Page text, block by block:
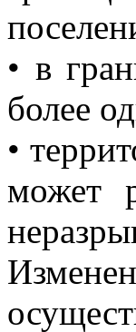
• в
более
•
может